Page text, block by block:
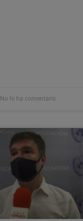
No hi ha comentaris